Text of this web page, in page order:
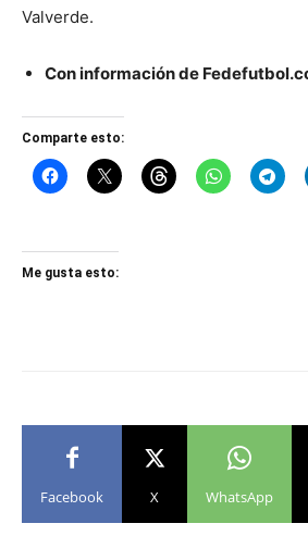
Valverde.
Con información de
Comparte esto:
Me gusta esto:
Facebook X WhatsApp